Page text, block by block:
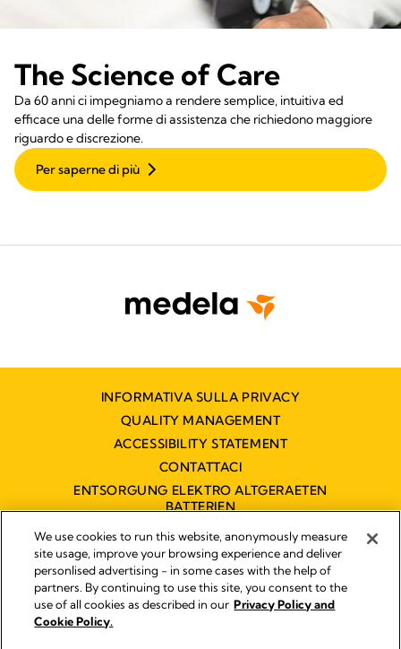
The Science of Care
Da 60 anni ci impegniamo a rendere semplice, intuitiva ed
efficace una delle forme di assistenza che richiedono maggiore
riguardo e discrezione.
Per saperne di più
INFORMATIVA SULLA PRIVACY
QUALITY MANAGEMENT
ACCESSIBILITY STATEMENT
CONTATTACI
ENTSORGUNG ELEKTRO ALTGERAETEN
BATTERIEN
DICHIARAZIONE DI ACCESSIBILITÀ
Impressum
Legal Notice
We use cookies to run this website, anonymously measure
site usage, improve your browsing experience and deliver
personlised advertising - in some cases with the help of
partners. By continuing to use this site, you consent to the
use of all cookies as described in our Privacy Policy and
Cookie Policy.